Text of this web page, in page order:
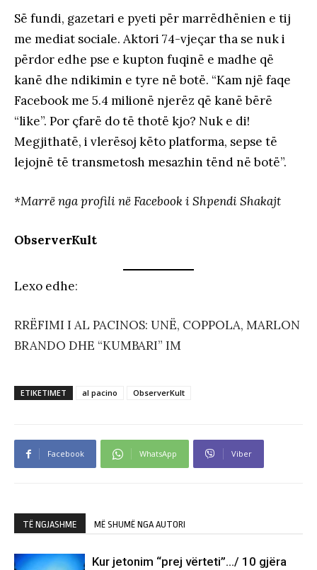
Së fundi, gazetari e pyeti për marrëdhënien e tij
me mediat sociale. Aktori 74-vjeçar tha se nuk i
përdor edhe pse e kupton fuqinë e madhe që
kanë dhe ndikimin e tyre në botë. “Kam një faqe
Facebook me 5.4 milionë njerëz që kanë bërë
“like”. Por çfarë do të thotë kjo? Nuk e di!
Megjithatë, i vlerësoj këto platforma, sepse të
lejojnë të transmetosh mesazhin tënd në botë”.
*Marrë nga profili në Facebook i Shpendi Shakajt
ObserverKult
Lexo edhe:
RRËFIMI I AL PACINOS: UNË, COPPOLA, MARLON
BRANDO DHE “KUMBARI” IM
ETIKETIMET al pacino ObserverKult
Facebook WhatsApp Viber
TË NGJASHME MË SHUMË NGA AUTORI
Kur jetonim “prej vërteti”…/ 10 gjëra